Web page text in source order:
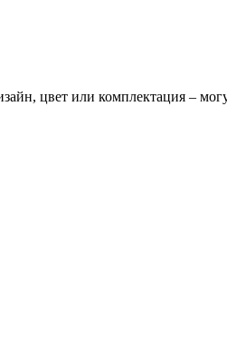
цвет или комплектация –